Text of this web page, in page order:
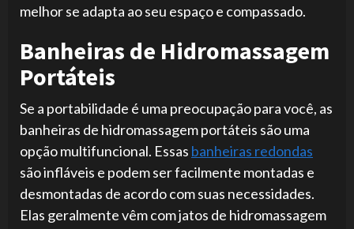
melhor se adapta ao seu espaço e compassado.
Banheiras de Hidromassagem
Portáteis
Se a portabilidade é uma preocupação para você, as
banheiras de hidromassagem portáteis são uma
opção multifuncional. Essas banheiras redondas
são infláveis ​​​​e podem ser facilmente montadas e
desmontadas de acordo com suas necessidades.
Elas geralmente vêm com jatos de hidromassagem